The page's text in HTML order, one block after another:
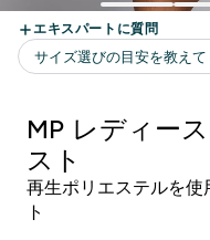
MP レディー
スト
再生ポリエステルを使
ト